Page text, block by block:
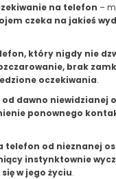
na telefon –
czeka na jakieś
który nigdy nie
brak
oczekiwania.
dawno niewidzianej
ponownego
telefon od nieznanej
instynktownie
w jego życiu.